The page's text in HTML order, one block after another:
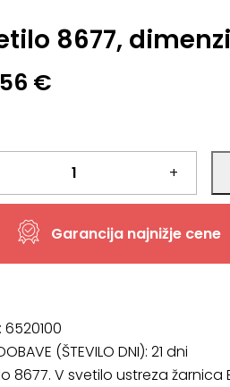
8677,
€
+
Garancija najnižje cene
6520100
(ŠTEVILO DNI): 21 dni
8677. V svetilo ustreza žarnica